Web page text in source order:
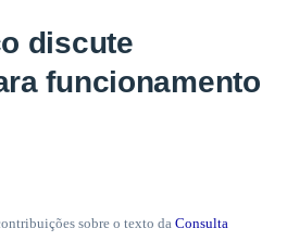
discute
funcionamento
sobre o texto da Consulta